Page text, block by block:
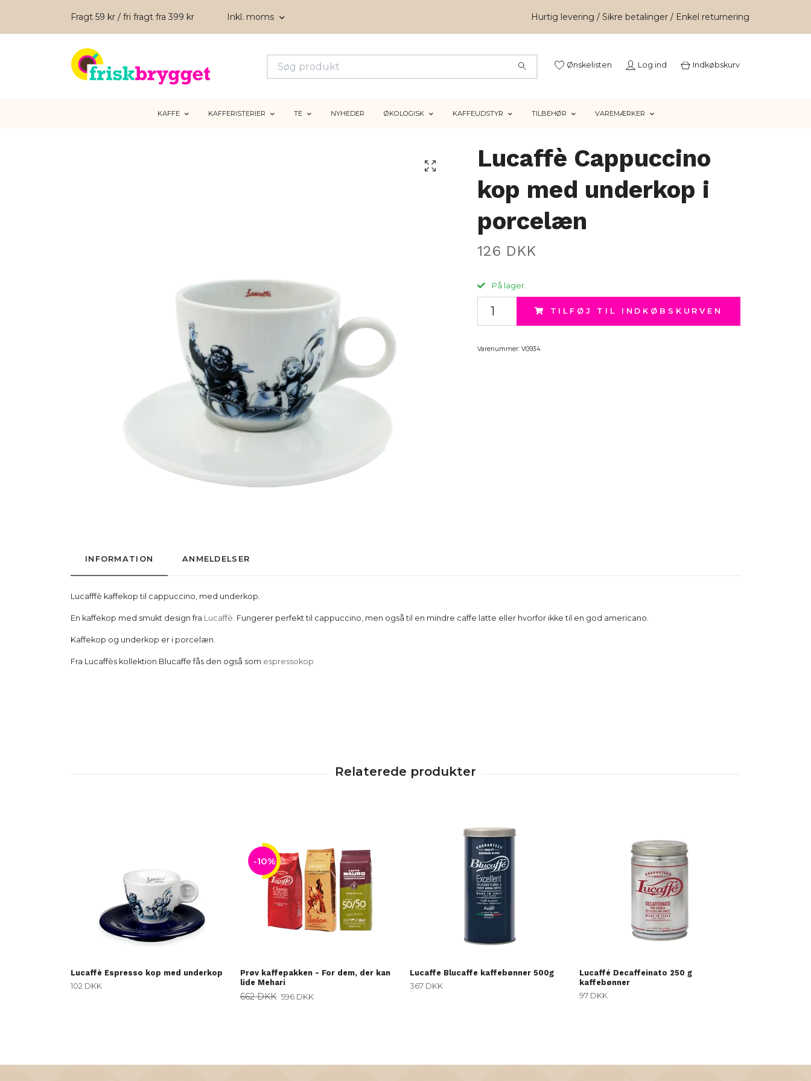
Fragt 59 kr / fri fragt fra 399 kr Inkl. moms Hurtig levering / Sikre betalinger / Enkel returnering
Ønskelisten Log ind Indkøbskurv
KAFFE KAFFERISTERIER TE NYHEDER ØKOLOGISK KAFFEUDSTYR TILBEHØR VAREMÆRKER
Lucaffè Cappuccino
kop med underkop i
porcelæn
126 DKK
På lager.
TILFØJ TIL INDKØBSKURVEN
Varenummer: V0934
INFORMATION ANMELDELSER
Lucafffè kaffekop til cappuccino, med underkop.
En kaffekop med smukt design fra Lucaffè. Fungerer perfekt til cappuccino, men også til en mindre caffe latte eller hvorfor ikke til en god americano.
Kaffekop og underkop er i porcelæn.
Fra Lucaffès kollektion Blucaffe fås den også som espressokop
Lucaffè Espresso kop med underkop
102 DKK
-10%
Prøv kaffepakken - For dem, der kan
lide Mehari
662 DKK 596 DKK
Lucaffe Blucaffe kaffebønner 500g
367 DKK
Lucaffé Decaffeinato 250 g
kaffebønner
97 DKK